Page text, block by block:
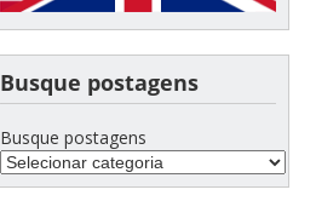
Busque postagens
Busque postagens